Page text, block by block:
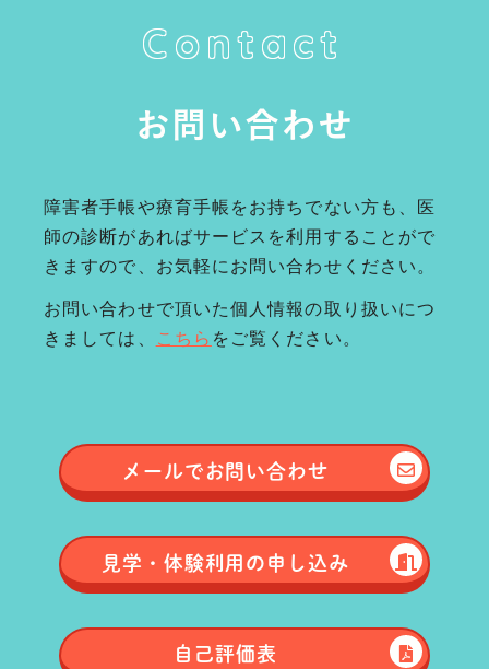
Contact
お問い合わせ
障害者手帳や療育手帳をお持ちでない方も、医
師の診断があればサービスを利用することがで
きますので、お気軽にお問い合わせください。
お問い合わせで頂いた個人情報の取り扱いにつ
きましては、
こちら をご覧ください。
メールでお問い合わせ
見学・体験利用の申し込み
自己評価表